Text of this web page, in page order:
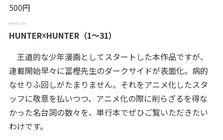
500円
HUNTER☓HUNTER（1～31）
王道的な少年漫画としてスタートした本作品ですが、
連載開始早々に冨樫先生のダークサイドが表面化。病的
なせりふ回しがたまりません。それをアニメ化したスタ
ッフに敬意を払いつつ、アニメ化の際に削らざるを得な
かった名台詞の数々を、単行本でぜひご覧いただきたい
わけです。